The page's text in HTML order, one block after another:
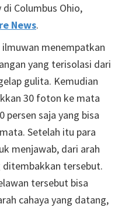
Columbus Ohio,
News.
ilmuwan menempatkan
yang terisolasi dari
gulita. Kemudian
30 foton ke mata
persen saja yang bisa
Setelah itu para
menjawab, dari arah
ditembakkan tersebut.
tersebut bisa
cahaya yang datang,